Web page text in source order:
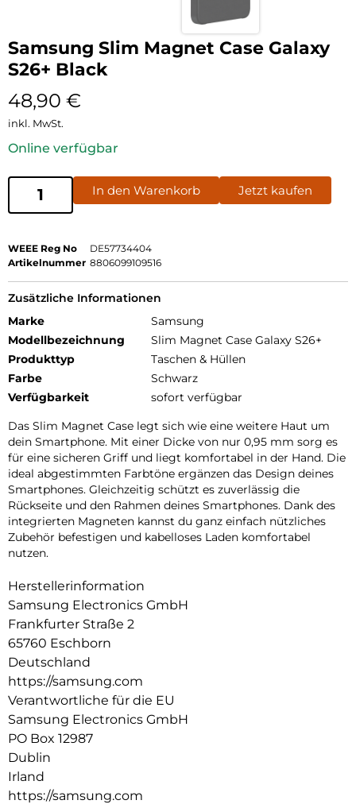
Samsung Slim Magnet Case Galaxy
S26+ Black
48,90 €
inkl. MwSt.
Online verfügbar
In den Warenkorb Jetzt kaufen
WEEE Reg No
DE57734404
Artikelnummer 8806099109516
Zusätzliche Informationen
Marke
Samsung
Modellbezeichnung
Slim Magnet Case Galaxy S26+
Produkttyp
Taschen & Hüllen
Farbe
Schwarz
Verfügbarkeit
sofort verfügbar
Das Slim Magnet Case legt sich wie eine weitere Haut um
dein Smartphone. Mit einer Dicke von nur 0,95 mm sorg es
für eine sicheren Griff und liegt komfortabel in der Hand. Die
ideal abgestimmten Farbtöne ergänzen das Design deines
Smartphones. Gleichzeitig schützt es zuverlässig die
Rückseite und den Rahmen deines Smartphones. Dank des
integrierten Magneten kannst du ganz einfach nützliches
Zubehör befestigen und kabelloses Laden komfortabel
nutzen.
Herstellerinformation
Samsung Electronics GmbH
Frankfurter Straße 2
65760 Eschborn
Deutschland
https://samsung.com
Verantwortliche für die EU
Samsung Electronics GmbH
PO Box 12987
Dublin
Irland
https://samsung.com